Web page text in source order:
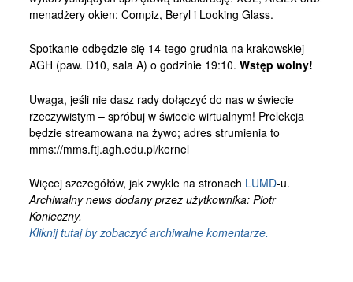
menadżery okien: Compiz, Beryl i Looking Glass.
Spotkanie odbędzie się 14-tego grudnia na krakowskiej
AGH (paw. D10, sala A) o godzinie 19:10. Wstęp wolny!
Uwaga, jeśli nie dasz rady dołączyć do nas w świecie
rzeczywistym – spróbuj w świecie wirtualnym! Prelekcja
będzie streamowana na żywo; adres strumienia to
mms://mms.ftj.agh.edu.pl/kernel
Więcej szczegółów, jak zwykle na stronach LUMD-u.
Archiwalny news dodany przez użytkownika: Piotr
Konieczny.
Kliknij tutaj by zobaczyć archiwalne komentarze.